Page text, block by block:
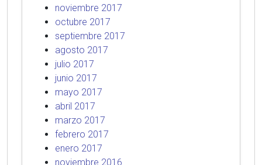
noviembre 2017
octubre 2017
septiembre 2017
agosto 2017
julio 2017
junio 2017
mayo 2017
abril 2017
marzo 2017
febrero 2017
enero 2017
noviembre 2016